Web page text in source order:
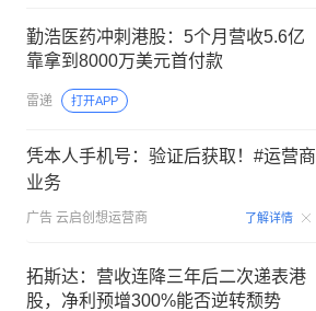
勤浩医药冲刺港股：5个月营收5.6亿
靠拿到8000万美元首付款
雷递 打开APP
凭本人手机号：验证后获取！#运营商
业务
广告 云启创想运营商 了解详情
拓斯达：营收连降三年后二次递表港
股，净利预增300%能否逆转颓势